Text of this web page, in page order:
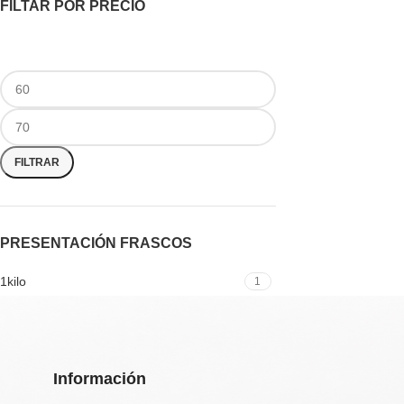
FILTAR POR PRECIO
FILTRAR
PRESENTACIÓN FRASCOS
1kilo 1
Información